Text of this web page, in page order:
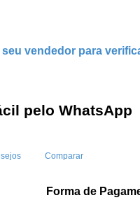
vendedor para
pelo WhatsApp
Comparar
Forma de